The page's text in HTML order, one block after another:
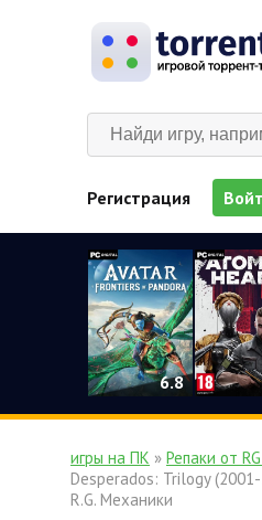
Регистрация
6.8
игры на ПК » Репаки от
Desperados: Trilogy (2001-
R.G. Механики